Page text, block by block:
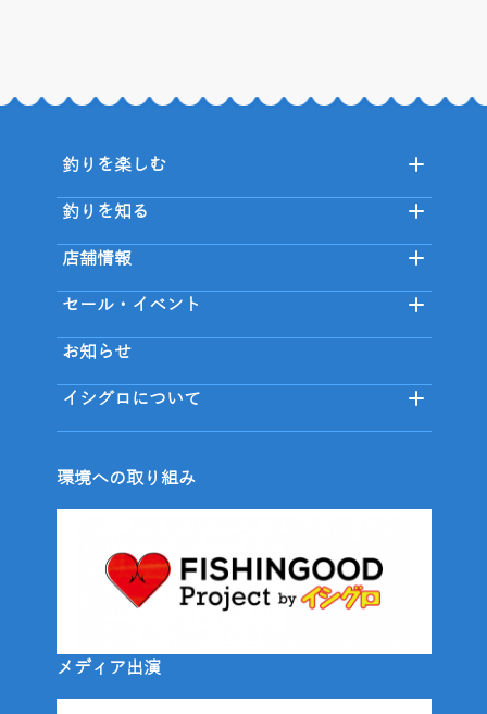
釣りを楽しむ
釣りを知る
店舗情報
セール・イベント
お知らせ
イシグロについて
環境への取り組み
メディア出演